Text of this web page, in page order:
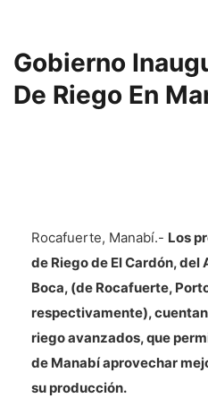
Gobierno
De Riego En
Rocafuerte, Manabí.- Los
de Riego de El Cardón, del
Boca, (de Rocafuerte,
respectivamente),
riego avanzados, que
de Manabí aprovechar
su producción.